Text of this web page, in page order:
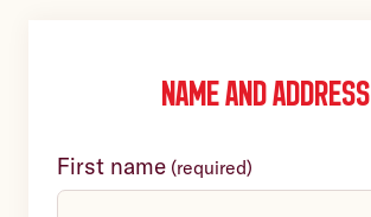
Name and address
First name (required)